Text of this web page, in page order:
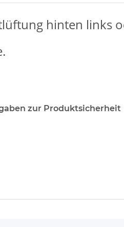
hinten links
zur Produktsicherheit